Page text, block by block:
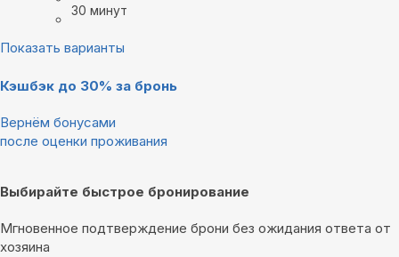
30 минут
Показать варианты
Кэшбэк до 30% за бронь
Вернём бонусами
после оценки проживания
Выбирайте быстрое бронирование
Мгновенное подтверждение брони без ожидания ответа от
хозяина